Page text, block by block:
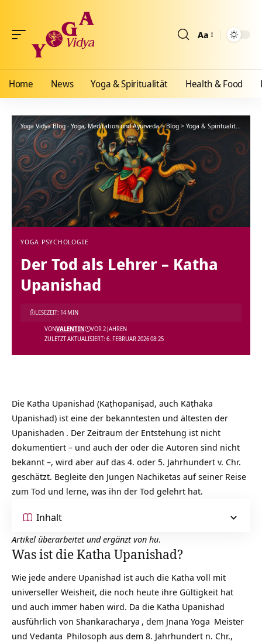
Aa
Home News Yoga & Spiritualität Health & Food
Yoga Vidya Blog - Yoga, Meditation und Ayurveda>Blog > Yoga & Spiritualität
YOGA PSYCHOLOGIE
Der Tod als Lehrer – Katha
Upanishad
ZULETZT AKTUALISIERT: 6. FEBRUAR 2026 08:25
VONVALENTIN VOR 2 JAHREN
LESEZEIT: 14 MIN
Die Katha Upanishad (Kaṭhopaniṣad, auch Kāṭhaka
Upanishad) ist eine der bekanntesten und ältesten der
Upanishaden . Der Zeitraum der Entstehung ist nicht
dokumentiert – und auch der oder die Autoren sind nicht
bekannt –, wird aber auf das 4. oder 5. Jahrhundert v. Chr.
geschätzt. Begleite den Jungen Nachiketas auf seiner Reise
zum Tod und lerne, was ihn der Tod gelehrt hat.
Inhalt
Artikel überarbeitet und ergänzt von hu.
Was ist die Katha Upanishad?
Wie jede andere Upanishad ist auch die Katha voll mit
universeller Weisheit, die noch heute ihre Gültigkeit hat
und auch immer haben wird. Da die Katha Upanishad
ausführlich von Shankaracharya , dem Jnana Yoga Meister
und Vedanta Philosoph aus dem 8. Jahrhundert n. Chr.,